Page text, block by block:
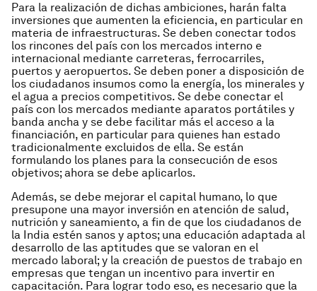
Para la realización de dichas ambiciones, harán falta
inversiones que aumenten la eficiencia, en particular en
materia de infraestructuras. Se deben conectar todos
los rincones del país con los mercados interno e
internacional mediante carreteras, ferrocarriles,
puertos y aeropuertos. Se deben poner a disposición de
los ciudadanos insumos como la energía, los minerales y
el agua a precios competitivos. Se debe conectar el
país con los mercados mediante aparatos portátiles y
banda ancha y se debe facilitar más el acceso a la
financiación, en particular para quienes han estado
tradicionalmente excluidos de ella. Se están
formulando los planes para la consecución de esos
objetivos; ahora se debe aplicarlos.
Además, se debe mejorar el capital humano, lo que
presupone una mayor inversión en atención de salud,
nutrición y saneamiento, a fin de que los ciudadanos de
la India estén sanos y aptos; una educación adaptada al
desarrollo de las aptitudes que se valoran en el
mercado laboral; y la creación de puestos de trabajo en
empresas que tengan un incentivo para invertir en
capacitación. Para lograr todo eso, es necesario que la